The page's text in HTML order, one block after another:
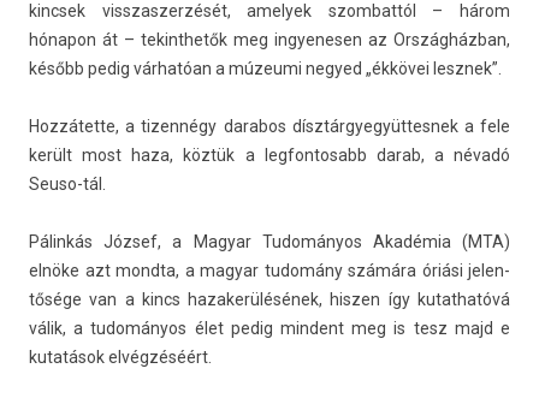
kincsek visszas­zerzését, amelyek szom­battól – három
hónapon át – tekinthetők meg in­gyenes­en az Országházban,
később pedig várhatóan a múzeumi negyed „ékkövei lesznek”.
Hozzátette, a tizen­négy darabos dísztár­gyegyüt­tesnek a fele
került most haza, köztük a leg­fontosabb darab, a névadó
Seuso-tál.
Pálinkás József, a Magyar Tudományos Akadémia (MTA)
elnöke azt mondta, a magyar tudomány számára óriási jelen­
tősége van a kincs hazakerülésének, hisz­en így kutat­hatóvá
válik, a tudományos élet pedig min­dent meg is tesz majd e
kutatások elvégzéséért.